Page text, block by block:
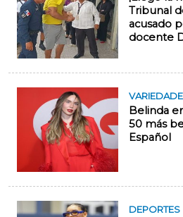
Tribunal
acusado
docente
Belinda
50 más
Español
DEPORTES